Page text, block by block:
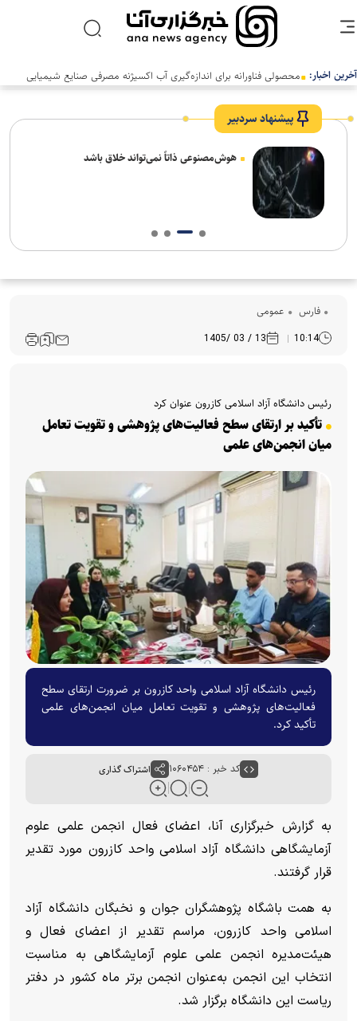
آخرین اخبار: محصولی فناورانه برای اندازه‌گیری آب اکسیژنه مصرفی صنایع شیمیایی
پیشنهاد سردبیر
هوش‌مصنوعی ذاتاً نمی‌تواند خلاق باشد
فارس عمومی
10:14
13 / 03 /1405
رئیس دانشگاه آزاد اسلامی کازرون عنوان کرد
تأکید بر ارتقای سطح فعالیت‌های پژوهشی و تقویت تعامل
میان انجمن‌های علمی
رئیس دانشگاه آزاد اسلامی واحد کازرون بر ضرورت ارتقای سطح
فعالیت‌های پژوهشی و تقویت تعامل میان انجمن‌های علمی
تأکید کرد.
کد خبر : ۱۰۶۰۴۵۴ اشتراک گذاری
به گزارش خبرگزاری آنا، اعضای فعال انجمن علمی علوم
آزمایشگاهی دانشگاه آزاد اسلامی واحد کازرون مورد تقدیر
قرار گرفتند.
به همت باشگاه پژوهشگران جوان و نخبگان دانشگاه آزاد
اسلامی واحد کازرون، مراسم تقدیر از اعضای فعال و
هیئت‌مدیره انجمن علمی علوم آزمایشگاهی به مناسبت
انتخاب این انجمن به‌عنوان انجمن برتر ماه کشور در دفتر
ریاست این دانشگاه برگزار شد.